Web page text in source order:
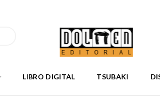
LIBRO DIGITAL TSUBAKI